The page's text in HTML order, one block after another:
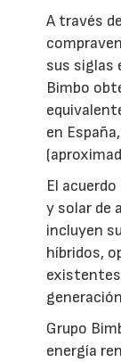
A través
sus siglas
Bimbo
en
El
y solar de
incluyen
híbridos,
existentes
Grupo
energía